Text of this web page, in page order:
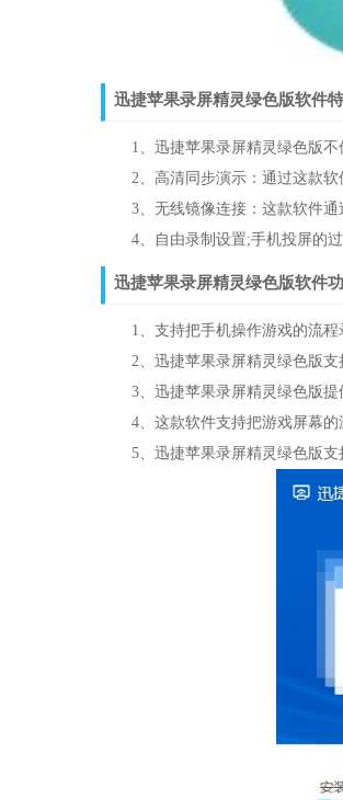
迅捷苹果录屏精灵绿色版软件
1、迅捷苹果录屏精灵绿色版不
2、高清同步演示：通过这款软
3、无线镜像连接：这款软件通
4、自由录制设置;手机投屏的过
迅捷苹果录屏精灵绿色版软件
1、支持把手机操作游戏的流程
2、迅捷苹果录屏精灵绿色版支
3、迅捷苹果录屏精灵绿色版提
4、这款软件支持把游戏屏幕的
5、迅捷苹果录屏精灵绿色版支